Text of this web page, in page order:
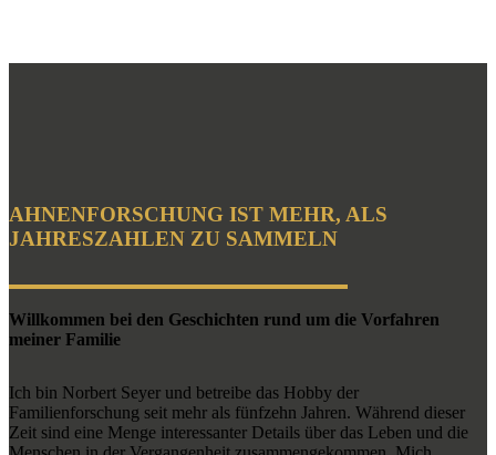
AHNENFORSCHUNG IST MEHR, ALS
JAHRESZAHLEN ZU SAMMELN
Willkommen bei den Geschichten rund um die Vorfahren
meiner Familie
Ich bin Norbert Seyer und betreibe das Hobby der
Familienforschung seit mehr als fünfzehn Jahren. Während dieser
Zeit sind eine Menge interessanter Details über das Leben und die